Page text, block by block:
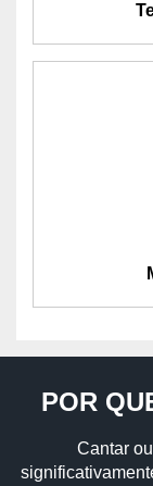
POR
Cantar